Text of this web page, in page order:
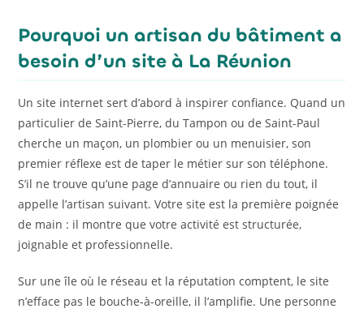
Pourquoi un artisan du bâtiment a
besoin d’un site à La Réunion
Un site internet sert d’abord à inspirer confiance. Quand un
particulier de Saint-Pierre, du Tampon ou de Saint-Paul
cherche un maçon, un plombier ou un menuisier, son
premier réflexe est de taper le métier sur son téléphone.
S’il ne trouve qu’une page d’annuaire ou rien du tout, il
appelle l’artisan suivant. Votre site est la première poignée
de main : il montre que votre activité est structurée,
joignable et professionnelle.
Sur une île où le réseau et la réputation comptent, le site
n’efface pas le bouche-à-oreille, il l’amplifie. Une personne